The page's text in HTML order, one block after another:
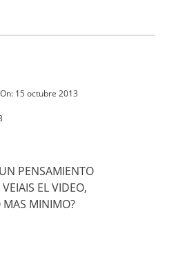
15 octubre 2013
PENSAMIENTO
EL VIDEO,
MAS MINIMO?